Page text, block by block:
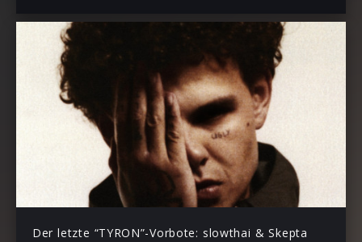
Der letzte “TYRON”-Vorbote: slowthai & Skepta